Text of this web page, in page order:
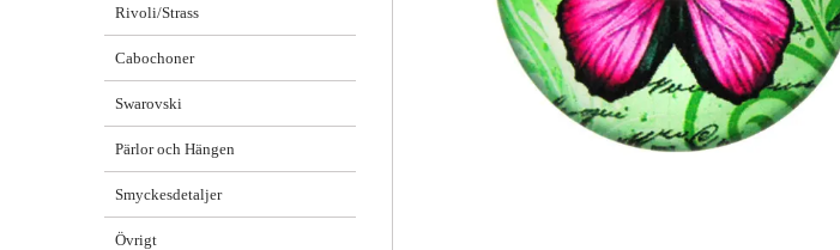
Rivoli/Strass
Cabochoner
Swarovski
Pärlor och Hängen
Smyckesdetaljer
Övrigt